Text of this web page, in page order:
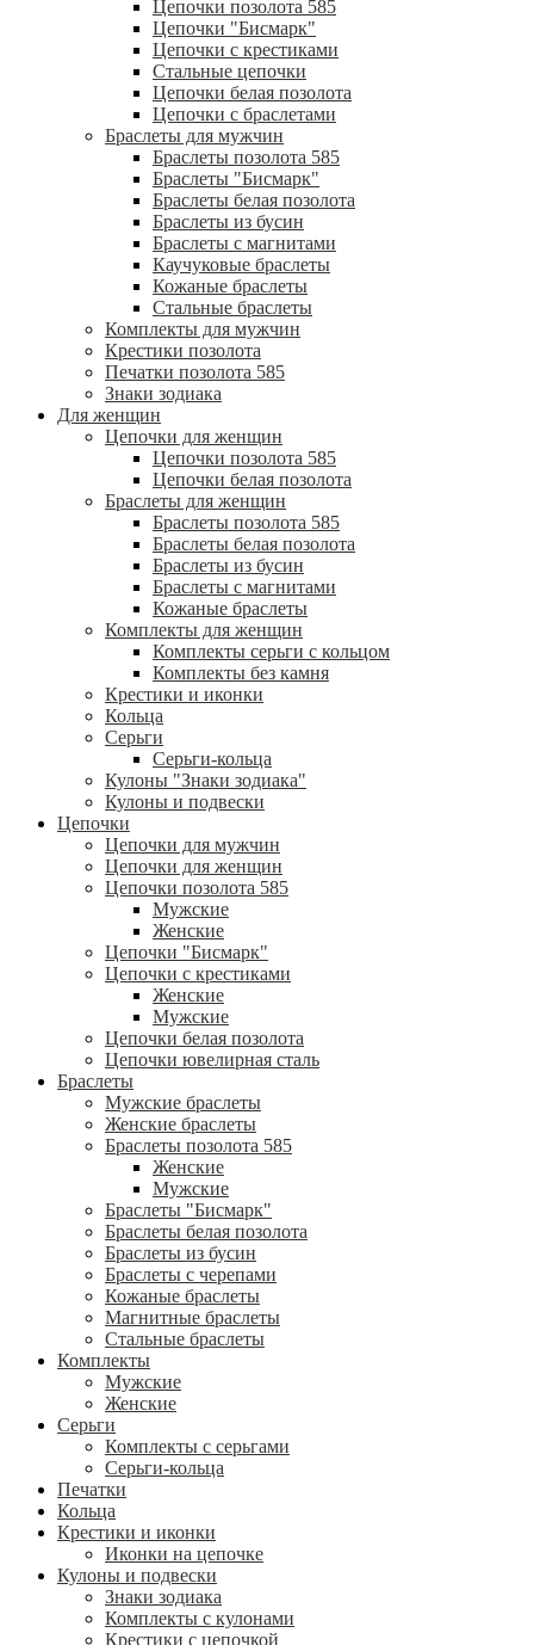
Цепочки позолота 585
Цепочки "Бисмарк"
Цепочки с крестиками
Стальные цепочки
Цепочки белая позолота
Цепочки с браслетами
Браслеты для мужчин
Браслеты позолота 585
Браслеты "Бисмарк"
Браслеты белая позолота
Браслеты из бусин
Браслеты с магнитами
Каучуковые браслеты
Кожаные браслеты
Стальные браслеты
Комплекты для мужчин
Крестики позолота
Печатки позолота 585
Знаки зодиака
Для женщин
Цепочки для женщин
Цепочки позолота 585
Цепочки белая позолота
Браслеты для женщин
Браслеты позолота 585
Браслеты белая позолота
Браслеты из бусин
Браслеты с магнитами
Кожаные браслеты
Комплекты для женщин
Комплекты серьги с кольцом
Комплекты без камня
Крестики и иконки
Кольца
Серьги
Серьги-кольца
Кулоны "Знаки зодиака"
Кулоны и подвески
Цепочки
Цепочки для мужчин
Цепочки для женщин
Цепочки позолота 585
Мужские
Женские
Цепочки "Бисмарк"
Цепочки с крестиками
Женские
Мужские
Цепочки белая позолота
Цепочки ювелирная сталь
Браслеты
Мужские браслеты
Женские браслеты
Браслеты позолота 585
Женские
Мужские
Браслеты "Бисмарк"
Браслеты белая позолота
Браслеты из бусин
Браслеты с черепами
Кожаные браслеты
Магнитные браслеты
Стальные браслеты
Комплекты
Мужские
Женские
Серьги
Комплекты с серьгами
Серьги-кольца
Печатки
Кольца
Крестики и иконки
Иконки на цепочке
Кулоны и подвески
Знаки зодиака
Комплекты с кулонами
Крестики с цепочкой